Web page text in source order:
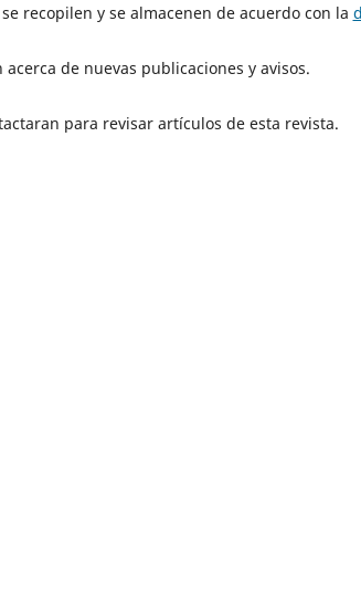
recopilen y se almacenen de acuerdo con la
de nuevas publicaciones y avisos.
para revisar artículos de esta revista.